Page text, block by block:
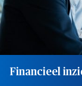
Financieel